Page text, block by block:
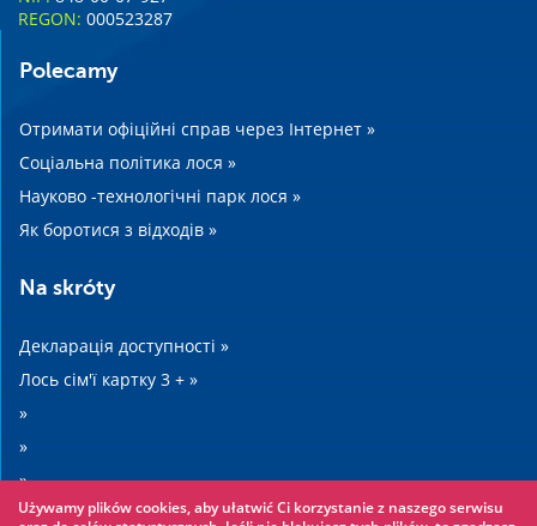
REGON: 000523287
Polecamy
Отримати офіційні справ через Інтернет »
Соціальна політика лося »
Науково -технологічні парк лося »
Як боротися з відходів »
Na skróty
Декларація доступності »
Лось сім'ї картку 3 + »
»
»
»
»
Używamy plików cookies, aby ułatwić Ci korzystanie z naszego serwisu